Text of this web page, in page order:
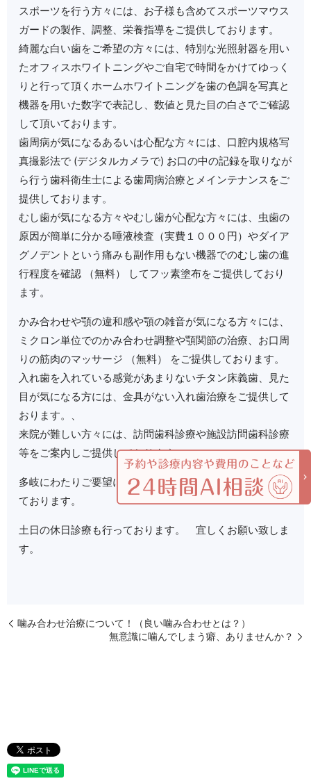
スポーツを行う方々には、お子様も含めてスポーツマウス
ガードの製作、調整、栄養指導をご提供しております。
綺麗な白い歯をご希望の方々には、特別な光照射器を用い
たオフィスホワイトニングやご自宅で時間をかけてゆっく
りと行って頂くホームホワイトニングを歯の色調を写真と
機器を用いた数字で表記し、数値と見た目の白さでご確認
して頂いております。
歯周病が気になるあるいは心配な方々には、口腔内規格写
真撮影法で (デジタルカメラで) お口の中の記録を取りなが
ら行う歯科衛生士による歯周病治療とメインテナンスをご
提供しております。
むし歯が気になる方々やむし歯が心配な方々には、虫歯の
原因が簡単に分かる唾液検査（実費１０００円）やダイア
グノデントという痛みも副作用もない機器でのむし歯の進
行程度を確認 （無料） してフッ素塗布をご提供しており
ます。
かみ合わせや顎の違和感や顎の雑音が気になる方々には、
ミクロン単位でのかみ合わせ調整や顎関節の治療、お口周
りの筋肉のマッサージ （無料） をご提供しております。
入れ歯を入れている感覚があまりないチタン床義歯、見た
目が気になる方には、金具がない入れ歯治療をご提供して
おります。、
来院が難しい方々には、訪問歯科診療や施設訪問歯科診療
等をご案内しご提供しております。
多岐にわたりご要望にお答え出来るように日々研鑽に努め
ております。
土日の休日診療も行っております。 宜しくお願い致しま
す。
噛み合わせ治療について！（良い噛み合わせとは？）
無意識に噛んでしまう癖、ありませんか？